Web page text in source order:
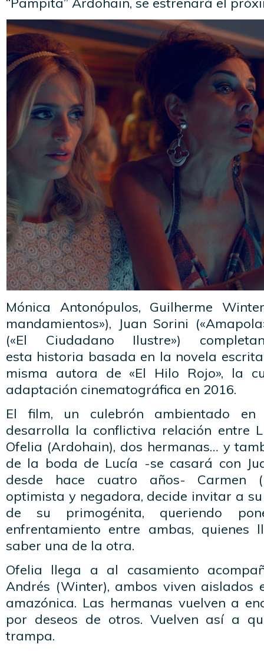
Mónica Antonópulos, Guilherme
mandamientos»), Juan Sorini
(«El Ciudadano Ilustre»)
esta historia basada en la novela
misma autora de «El Hilo Rojo», la
adaptación cinematográfica en 2016.
El film, un culebrón ambientado
desarrolla la conflictiva relación entre
Ofelia (Ardohain), dos hermanas… y
de la boda de Lucía -se casará con
desde hace cuatro años- Carmen
optimista y negadora, decide invitar a
de su primogénita, queriendo
enfrentamiento entre ambas, quienes
saber una de la otra.
Ofelia llega a al casamiento
Andrés (Winter), ambos viven aislados
amazónica. Las hermanas vuelven a
por deseos de otros. Vuelven así a
trampa.